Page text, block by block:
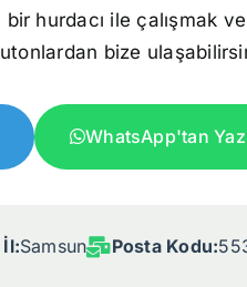
hurdacı ile çalışmak
bize
WhatsApp'tan Yaz
Samsun Posta Kodu: